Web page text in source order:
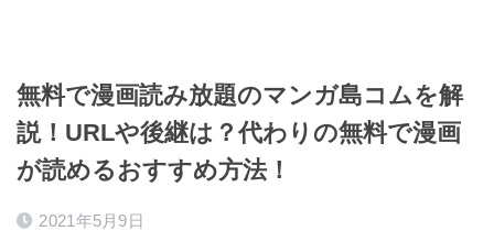
無料で漫画読み放題のマンガ島コムを解
説！URLや後継は？代わりの無料で漫画
が読めるおすすめ方法！
2021年5月9日